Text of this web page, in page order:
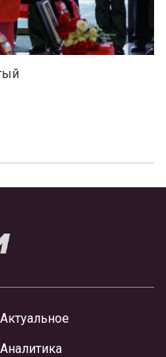
Актуальное
Аналитика